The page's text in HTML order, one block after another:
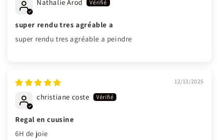
Nathalie Arod
super rendu tres agréable a
super rendu tres agréable a peindre
12/13/2025
christiane coste
Regal en cuusine
6H de joie